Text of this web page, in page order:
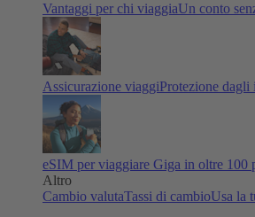
Vantaggi per chi viaggiaUn conto
Assicurazione viaggiProtezione dagli
eSIM per viaggiare Giga in oltre 100
Altro
Cambio valutaTassi di cambioUsa la